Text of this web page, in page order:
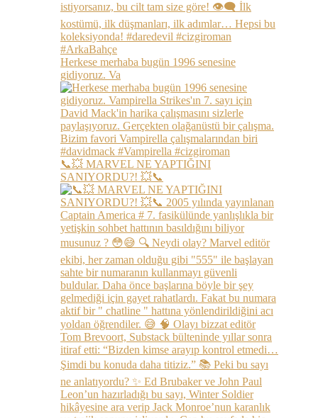
Herkese merhaba bugün 1996 senesine
gidiyoruz. Va
📞💥 MARVEL NE YAPTIĞINI
SANIYORDU?! 💥📞